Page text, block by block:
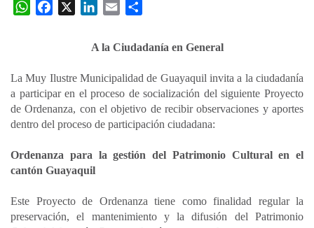
W
s
A
p
p
b
o
o
k
e
d
I
n
a
l
a
r
t
i
A la Ciudadanía en General
La Muy Ilustre Municipalidad de Guayaquil invita a la ciudadanía
a participar en el proceso de socialización del siguiente Proyecto
de Ordenanza, con el objetivo de recibir observaciones y aportes
dentro del proceso de participación ciudadana:
Ordenanza para la gestión del Patrimonio Cultural en el
cantón Guayaquil
Este Proyecto de Ordenanza tiene como finalidad regular la
preservación, el mantenimiento y la difusión del Patrimonio